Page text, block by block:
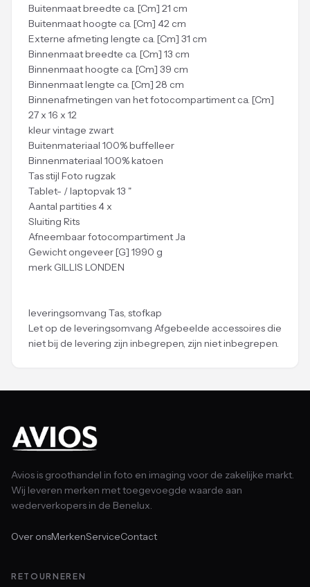
Buitenmaat breedte ca. [Cm] 21 cm
Buitenmaat hoogte ca. [Cm] 42 cm
Externe afmeting lengte ca. [Cm] 31 cm
Binnenmaat breedte ca. [Cm] 13 cm
Binnenmaat hoogte ca. [Cm] 39 cm
Binnenmaat lengte ca. [Cm] 28 cm
Binnenafmetingen van het fotocompartiment ca. [Cm]
27 x 16 x 12
kleur vintage zwart
Buitenmateriaal 100% buffelleer
Binnenmateriaal 100% katoen
Tas stijl Foto rugzak
Tablet- / laptopvak 13 "
Aantal partities 4 x
Sluiting Rits
Afneembaar fotocompartiment Ja
Gewicht ongeveer [G] 1990 g
merk GILLIS LONDEN
leveringsomvang Tas, stofkap
Let op de leveringsomvang Afgebeelde accessoires die
niet bij de levering zijn inbegrepen, zijn niet inbegrepen.
Avios is groothandel in foto en imaging voor de zakelijke markt.
Wij leveren merken met toegevoegde waarde aan
wederverkopers in de Benelux.
Over onsMerkenServiceContact
RETOURNEREN